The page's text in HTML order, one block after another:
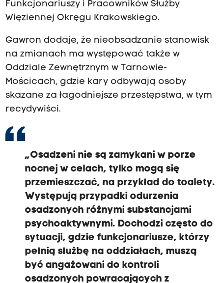
Funkcjonariuszy i Pracowników Służby
Więziennej Okręgu Krakowskiego.
Gawron dodaje, że nieobsadzanie stanowisk
na zmianach ma występować także w
Oddziale Zewnętrznym w Tarnowie-
Mościcach, gdzie kary odbywają osoby
skazane za łagodniejsze przestępstwa, w tym
recydywiści.
„Osadzeni nie są zamykani w porze
nocnej w celach, tylko mogą się
przemieszczać, na przykład do toalety.
Występują przypadki odurzenia
osadzonych różnymi substancjami
psychoaktywnymi. Dochodzi często do
sytuacji, gdzie funkcjonariusze, którzy
pełnią służbę na oddziałach, muszą
być angażowani do kontroli
osadzonych powracających z